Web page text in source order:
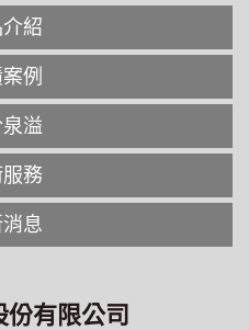
紹
例
泉溢
務
息
有限公司